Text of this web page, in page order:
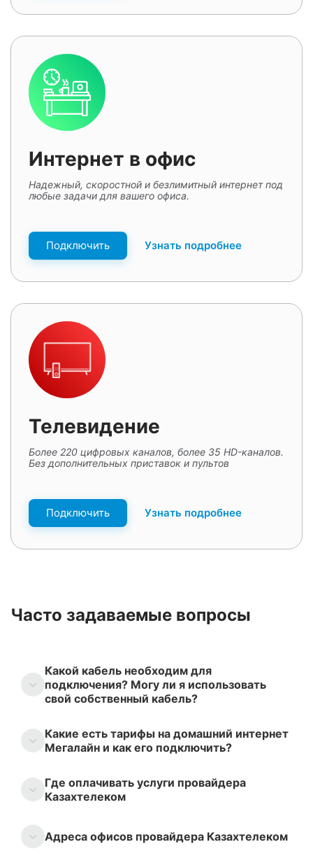
Интернет в офис
Надежный, скоростной и безлимитный интернет под
любые задачи для вашего офиса.
Подключить Узнать подробнее
Телевидение
Более 220 цифровых каналов, более 35 HD-каналов.
Без дополнительных приставок и пультов
Подключить Узнать подробнее
Часто задаваемые вопросы
Какой кабель необходим для
подключения? Могу ли я использовать
свой собственный кабель?
Какие есть тарифы на домашний интернет
Мегалайн и как его подключить?
Где оплачивать услуги провайдера
Казахтелеком
Адреса офисов провайдера Казахтелеком